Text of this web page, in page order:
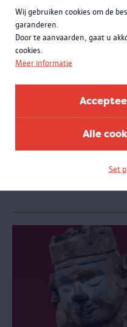
Wij gebruiken cookies om de
garanderen.
Door te aanvaarden, gaat u
cookies.
Meer informatie
Alle
Set
wanden aan de roltrappen in